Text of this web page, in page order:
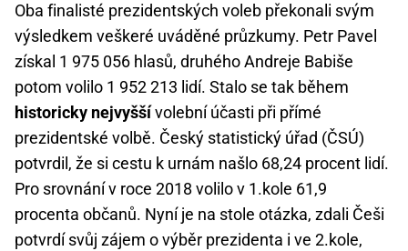
Oba finalisté prezidentských voleb překonali svým
výsledkem veškeré uváděné průzkumy. Petr Pavel
získal 1 975 056 hlasů, druhého Andreje Babiše
potom volilo 1 952 213 lidí. Stalo se tak během
historicky nejvyššívolební účasti při přímé
prezidentské volbě. Český statistický úřad (ČSÚ)
potvrdil, že si cestu k urnám našlo 68,24 procent lidí.
Pro srovnání v roce 2018 volilo v 1.kole 61,9
procenta občanů. Nyní je na stole otázka, zdali Češi
potvrdí svůj zájem o výběr prezidenta i ve 2.kole,